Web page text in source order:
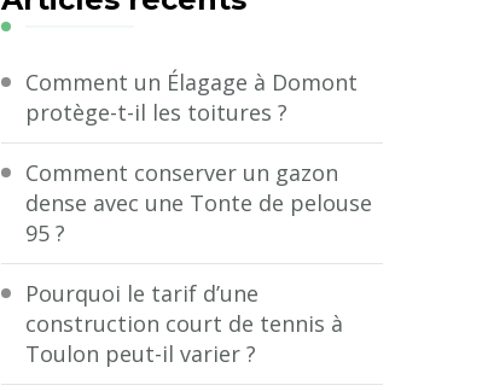
?
Comment un Élagage à Domont
protège-t-il les toitures ?
Comment conserver un gazon
dense avec une Tonte de pelouse
95 ?
Pourquoi le tarif d’une
construction court de tennis à
Toulon peut-il varier ?